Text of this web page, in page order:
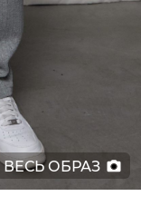
ВЕСЬ ОБРАЗ